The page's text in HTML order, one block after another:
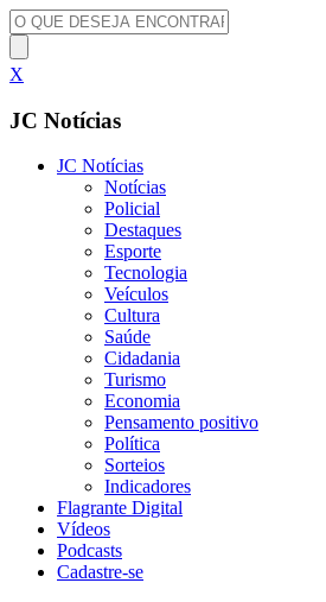
X
JC Notícias
JC Notícias
Notícias
Policial
Destaques
Esporte
Tecnologia
Veículos
Cultura
Saúde
Cidadania
Turismo
Economia
Pensamento positivo
Política
Sorteios
Indicadores
Flagrante Digital
Vídeos
Podcasts
Cadastre-se